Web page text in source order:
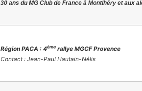
30 ans du MG Club de France à Montlhéry et aux
Région PACA : 4ème rallye MGCF Provence
Contact : Jean-Paul Hautain-Nélis